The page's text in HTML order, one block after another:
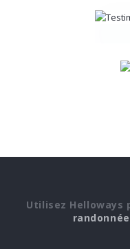
Utilisez Helloways